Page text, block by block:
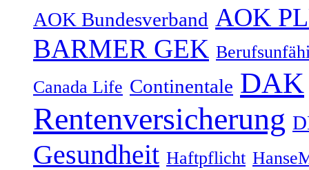
AOK Bundesverband AOK
BARMER GEK
Canada Life Continentale DAK
Rentenversicherung
Gesundheit Haftpflicht